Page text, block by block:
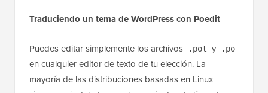
Traduciendo un tema de WordPress con Poedit
Puedes editar simplemente los archivos .pot y .po
en cualquier editor de texto de tu elección. La
mayoría de las distribuciones basadas en Linux